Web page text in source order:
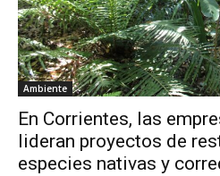
Ambiente
En Corrientes, las
lideran proyectos de
especies nativas y